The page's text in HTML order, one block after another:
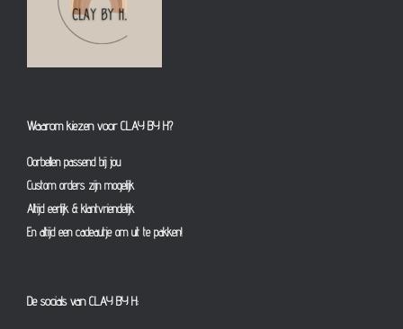
Waarom kiezen voor CLAY BY H?
Oorbellen passend bij jou
Custom orders zijn mogelijk
Altijd eerlijk & klantvriendelijk
En altijd een cadeautje om uit te pakken!
De socials van CLAY BY H: